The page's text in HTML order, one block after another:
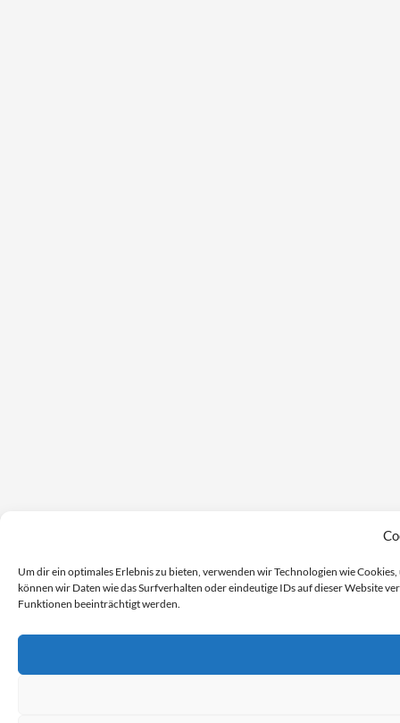
Um dir ein optimales Erlebnis zu bieten, verwenden wir Technologien wie
können wir Daten wie das Surfverhalten oder eindeutige IDs auf dieser Website
Funktionen beeinträchtigt werden.